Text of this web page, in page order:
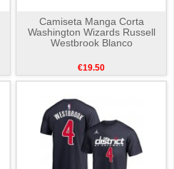
Camiseta Manga Corta
Washington Wizards Russell
Westbrook Blanco
€19.50